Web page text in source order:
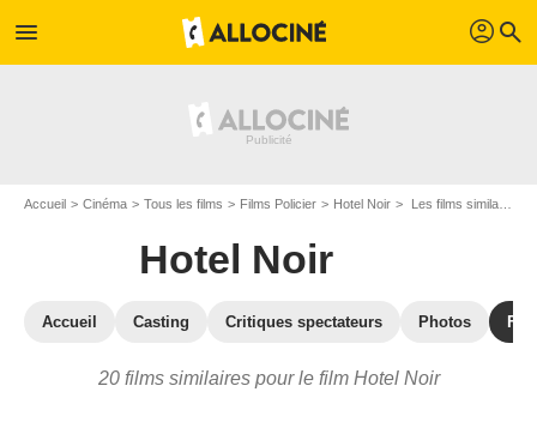
menu profil search
Accueil Cinéma Tous les films Films Policier Hotel Noir Les films similaires à "Hotel Noir"
Hotel Noir
Accueil Casting Critiques spectateurs Photos
20 films similaires pour le film Hotel Noir